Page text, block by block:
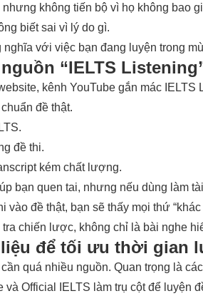
không tiến bộ vì họ không bao
biết sai vì lý do gì.
nghĩa với việc bạn đang luyện trong
“IELTS
kênh YouTube gắn mác
đề thật.
đề thi.
kém chất lượng.
bạn quen tai, nhưng nếu dùng làm
vào đề thật, bạn sẽ thấy mọi thứ “khác
tra chiến lược, không chỉ là bài nghe
để tối ưu thời gian
quá nhiều nguồn. Quan trọng là
và Official IELTS làm trụ cột để luyện